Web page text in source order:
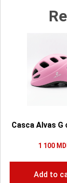
Casca Alvas G
1 100
Add to